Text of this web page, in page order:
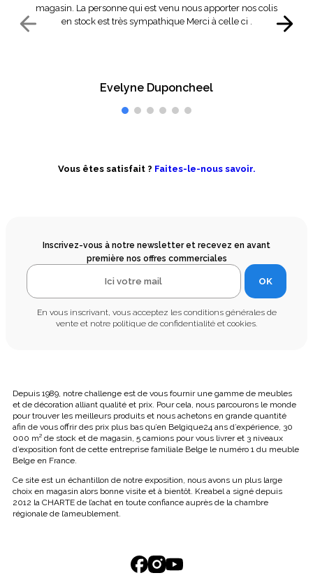
magasin. La personne qui est venu nous apporter nos colis
en stock est très sympathique Merci à celle ci .
Evelyne Duponcheel
Vous êtes satisfait ? Faites-le-nous savoir.
Inscrivez-vous à notre newsletter et recevez en avant
première nos offres commerciales
OK
En vous inscrivant, vous acceptez les conditions générales de
vente et notre politique de confidentialité et cookies.
Depuis 1989, notre challenge est de vous fournir une gamme de meubles
et de décoration alliant qualité et prix. Pour cela, nous parcourons le monde
pour trouver les meilleurs produits et nous achetons en grande quantité
afin de vous offrir des prix plus bas qu’en Belgique24 ans d’expérience, 30
000 m² de stock et de magasin, 5 camions pour vous livrer et 3 niveaux
d’exposition font de cette entreprise familiale Belge le numéro 1 du meuble
Belge en France.
Ce site est un échantillon de notre exposition, nous avons un plus large
choix en magasin alors bonne visite et à bientôt. Kreabel a signé depuis
2012 la CHARTE de l’achat en toute confiance auprès de la chambre
régionale de l’ameublement.